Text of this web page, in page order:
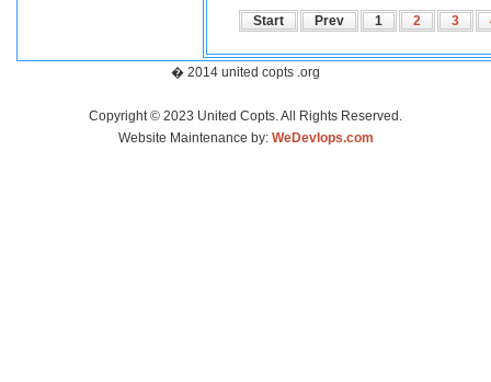
Start Prev 1 2 3
� 2014 united copts .org
Copyright © 2023 United Copts. All Rights Reserved.
Website Maintenance by: WeDevlops.com